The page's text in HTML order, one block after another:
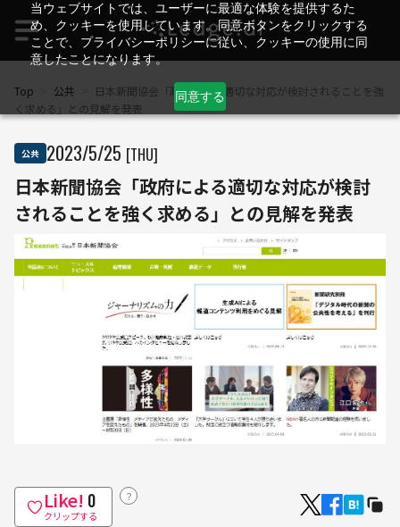
当ウェブサイトでは、ユーザーに最適な体験を提供するた
め、クッキーを使用しています。同意ボタンをクリックする
ことで、プライバシーポリシーに従い、クッキーの使用に同
意したことになります。
同意する
Top 公共
日本新聞協会「政府による適切な対応が検討されることを強
く求める」との見解を発表
公共 2023/5/25 [THU]
日本新聞協会「政府による適切な対応が検討
されることを強く求める」との見解を発表
Like! 0
クリップする
？